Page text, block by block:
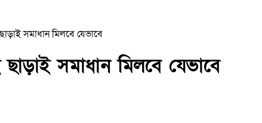
সমাধান মিলবে যেভাবে
সমাধান মিলবে যেভাবে